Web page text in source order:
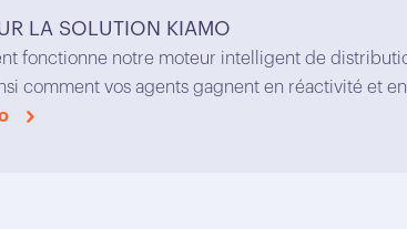
LA SOLUTION KIAMO
fonctionne notre moteur intelligent de
comment vos agents gagnent en réactivité et